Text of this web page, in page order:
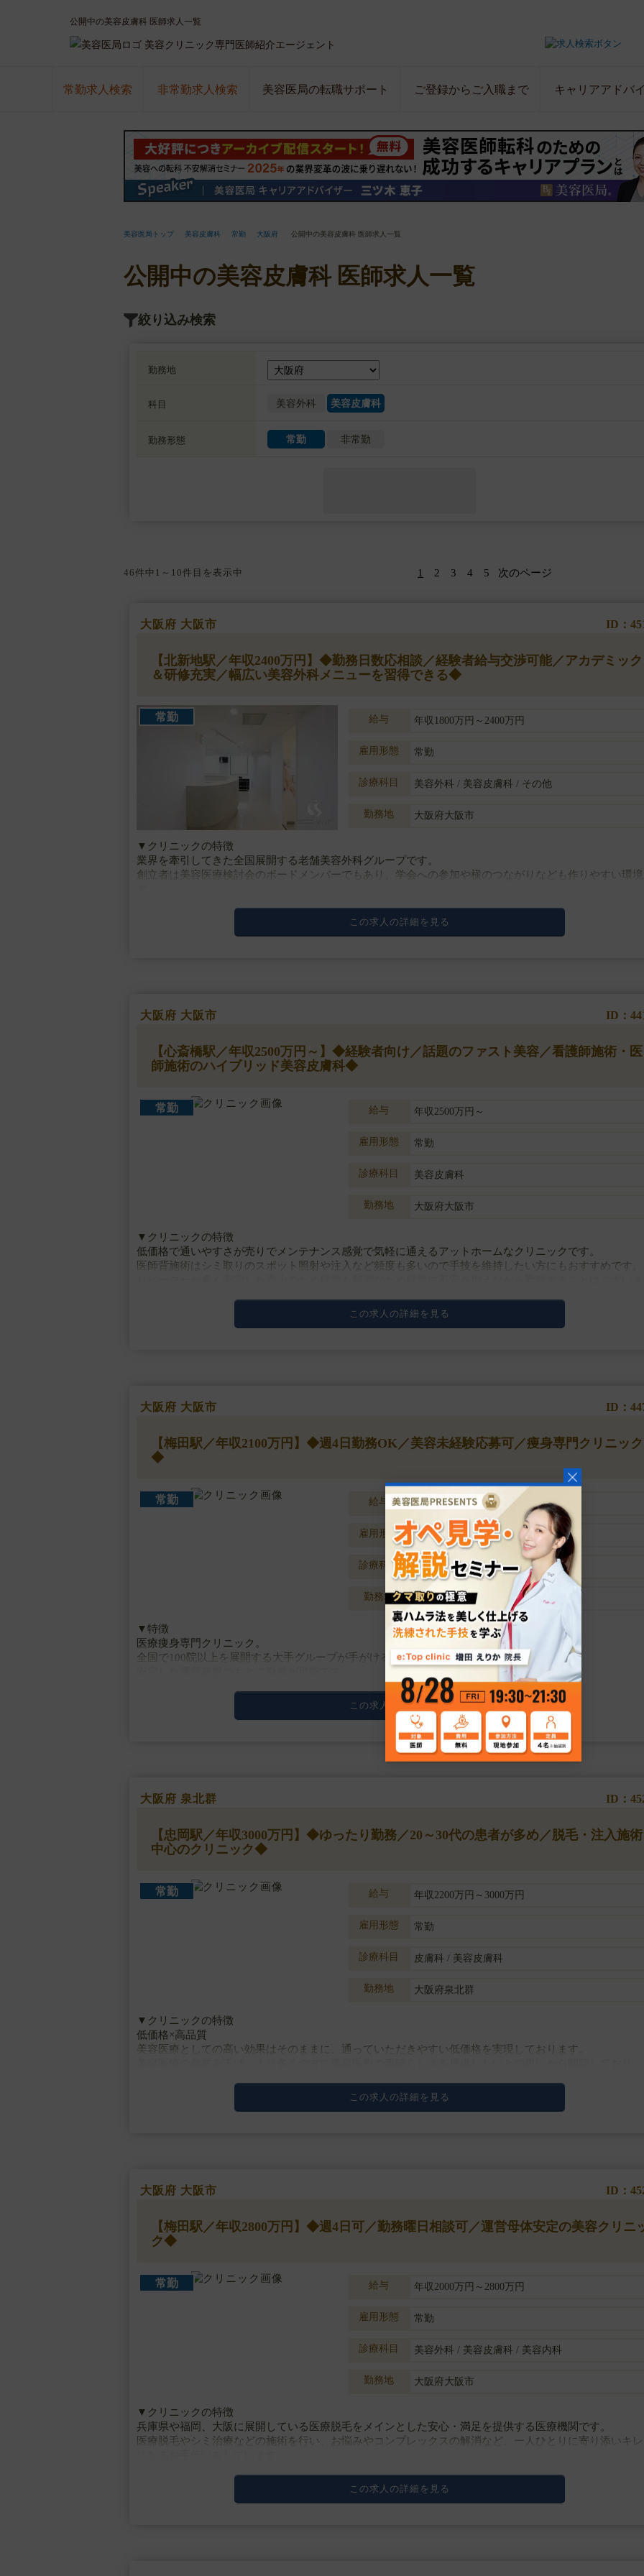
公開中の美容皮膚科 医師求人一覧
美容クリニック専門医師紹介エージェント
常勤求人検索 非常勤求人検索 美容医局の転職サポート ご登録からご入職まで キャリアアドバ
美容医局トップ 美容皮膚科 常勤 大阪府 公開中の美容皮膚科 医師求人一覧
公開中の美容皮膚科 医師求人一覧
絞り込み検索
勤務地
科目 美容外科 美容皮膚科
勤務形態 常勤 非常勤
46件中1～10件目を表示中 1 2 3 4 5 次のページ
大阪府 大阪市 ID：
【北新地駅／年収2400万円】◆勤務日数応相談／経験者給与交渉可能／アカデミック
＆研修充実／幅広い美容外科メニューを習得できる◆
常勤 給与 年収1800万円～2400万円
雇用形態 常勤
診療科目 美容外科 / 美容皮膚科 / その他
勤務地 大阪府大阪市
▼クリニックの特徴
業界を牽引してきた全国展開する老舗美容外科グループです。
創立者は美容医療検討会のボードメンバーでもあり、学会への参加や横のつながりなども作りやすい環
この求人の詳細を見る
大阪府 大阪市 ID：
【心斎橋駅／年収2500万円～】◆経験者向け／話題のファスト美容／看護師施術・医
師施術のハイブリッド美容皮膚科◆
常勤 給与 年収2500万円～
雇用形態 常勤
診療科目 美容皮膚科
勤務地 大阪府大阪市
▼クリニックの特徴
低価格で通いやすさが売りでメンテナンス感覚で気軽に通えるアットホームなクリニックです。
医師背施術はシミ取りのスポット照射や注入など頻度も多いので手技を維持したい方にもおすすめです。
この求人の詳細を見る
大阪府 大阪市 ID：
【梅田駅／年収2100万円】◆週4日勤務OK／美容未経験応募可／痩身専門クリニック
◆
常勤 給与 年収1716万円～2100万円
雇用形態 常勤
診療科目 美容皮膚科
勤務地 大阪府大阪市
▼特徴
医療痩身専門クリニック。
全国で100院以上を展開する大手グループが手がける新ブランドのため、
完全予約制で、落ち着いた診療体制を重視しており、業務負担を最小限に抑えた働き方が可能です。
脂肪溶解注射、クールスカルプティング、HIFU、内服処方など、
この求人の詳細を見る
大阪府 泉北群 ID：
【忠岡駅／年収3000万円】◆ゆったり勤務／20～30代の患者が多め／脱毛・注入施術
中心のクリニック◆
常勤 給与 年収2200万円～3000万円
雇用形態 常勤
診療科目 皮膚科 / 美容皮膚科
勤務地 大阪府泉北群
▼クリニックの特徴
低価格×高品質
美容医療としての高い効果はそのままに、通っていただきやすい低価格を実現しております。
この求人の詳細を見る
大阪府 大阪市 ID：
【梅田駅／年収2800万円】◆週4日可／勤務曜日相談可／運営母体安定の美容クリニ
ク◆
常勤 給与 年収2000万円～2800万円
雇用形態 常勤
診療科目 美容外科 / 美容皮膚科 / 美容内科
勤務地 大阪府大阪市
▼クリニックの特徴
兵庫県や福岡、大阪に展開している医療脱毛をメインとした安心・満足を提供する医療機関です。
医療脱毛やシミ治療などの施術を行い、お悩みやコンプレックスの解消など、一人ひとりに寄り添いキ
この求人の詳細を見る